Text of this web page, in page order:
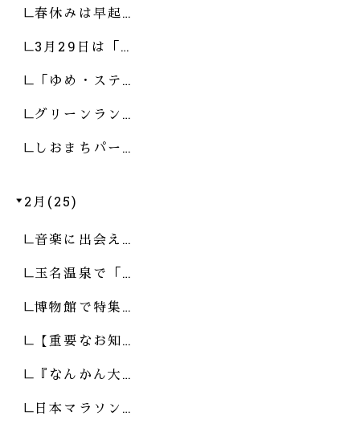
春休みは早起…
3月29日は「…
「ゆめ・ステ…
グリーンラン…
しおまちパー…
2月(25)
音楽に出会え…
玉名温泉で「…
博物館で特集…
【重要なお知…
『なんかん大…
日本マラソン…